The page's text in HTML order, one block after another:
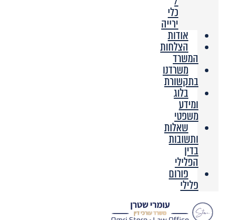
כלי
ירייה
אודות
הצלחות
המשרד
משרדנו
בתקשורת
בלוג
ומידע
משפטי
שאלות
ותשובות
בדין
הפלילי
פורום
פלילי